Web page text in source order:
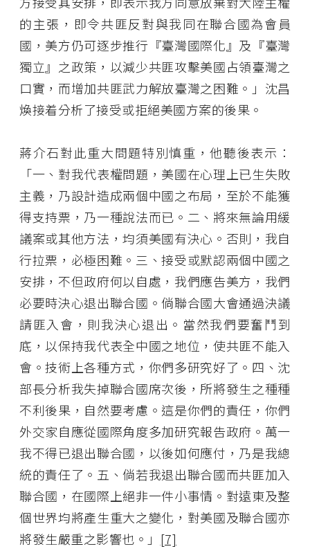
的主張，即令共匪反對與我同在聯合國為會員
國，美方仍可逐步推行『臺灣國際化』及『臺灣
獨立』之政策，以減少共匪攻擊美國占領臺灣之
口實，而增加共匪武力解放臺灣之困難。」沈昌
煥接着分析了接受或拒絕美國方案的後果。
蔣介石對此重大問題特別慎重，他聽後表示：
「一、對我代表權問題，美國在心理上已生失敗
主義，乃設計造成兩個中國之布局，至於不能獲
得支持票，乃一種說法而已。二、將來無論用緩
議案或其他方法，均須美國有決心。否則，我自
行拉票，必極困難。三、接受或默認兩個中國之
安排，不但政府何以自處，我們應告美方，我們
必要時決心退出聯合國。倘聯合國大會通過決議
請匪入會，則我決心退出。當然我們要奮鬥到
底，以保持我代表全中國之地位，使共匪不能入
會。技術上各種方式，你們多研究好了。四、沈
部長分析我失掉聯合國席次後，所將發生之種種
不利後果，自然要考慮。這是你們的責任，你們
外交家自應從國際角度多加研究報告政府。萬一
我不得已退出聯合國，以後如何應付，乃是我總
統的責任了。五、倘若我退出聯合國而共匪加入
聯合國，在國際上絕非一件小事情。對遠東及整
個世界均將產生重大之變化，對美國及聯合國亦
將發生嚴重之影響也。」 [7]